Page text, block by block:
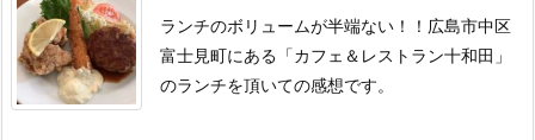
ランチのボリュームが半端ない！！広島市中区
富士見町にある「カフェ＆レストラン十和田」
のランチを頂いての感想です。